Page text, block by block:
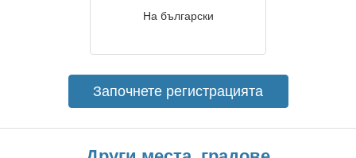
На български
Започнете регистрацията